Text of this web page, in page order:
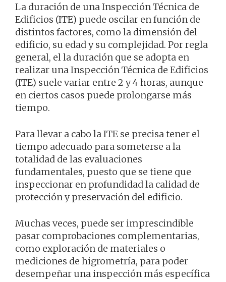
La duración de una Inspección Técnica de
Edificios (ITE) puede oscilar en función de
distintos factores, como la dimensión del
edificio, su edad y su complejidad. Por regla
general, el la duración que se adopta en
realizar una Inspección Técnica de Edificios
(ITE) suele variar entre 2 y 4 horas, aunque
en ciertos casos puede prolongarse más
tiempo.
Para llevar a cabo la ITE se precisa tener el
tiempo adecuado para someterse a la
totalidad de las evaluaciones
fundamentales, puesto que se tiene que
inspeccionar en profundidad la calidad de
protección y preservación del edificio.
Muchas veces, puede ser imprescindible
pasar comprobaciones complementarias,
como exploración de materiales o
mediciones de higrometría, para poder
desempeñar una inspección más específica